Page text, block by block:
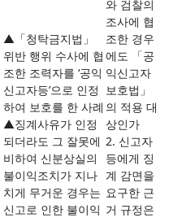
▲「청탁금지법」
위반 행위 수사에 협
조한 조력자를 ‘공익
신고자등’으로 인정
하여 보호를 한 사례
▲징계사유가 인정
되더라도 그 잘못에
비하여 신분상실의
불이익조치가 지나
치게 무거운 경우는
신고로 인한 불이익
와 검찰의
조사에 협
조한 경우
에도 「공
익신고자
보호법」
의 적용 대
상인가
2. 신고자
등에게 징
계 감면을
요구한 근
거 규정은